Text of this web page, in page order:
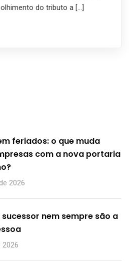
do tributo a […]
feriados: o que muda
com a nova portaria
2026
sucessor nem sempre são a
2026